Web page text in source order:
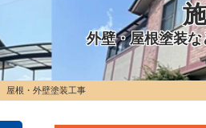
外壁・屋根塗装
屋根・外壁塗装工事